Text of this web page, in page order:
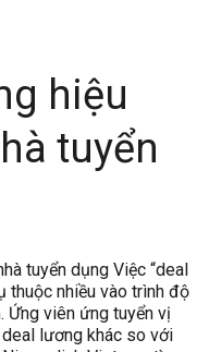
hiệu
tuyển
tuyển dụng Việc “deal
thuộc nhiều vào trình độ
Ứng viên ứng tuyển vị
lương khác so với